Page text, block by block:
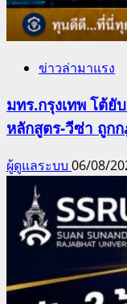
ข่าวล่ามาแรง
มทร.กรุงเทพ โต้ยั
หลักสูตร-วีซ่า ถูก
ผู้ดูแลระบบ 06/08/